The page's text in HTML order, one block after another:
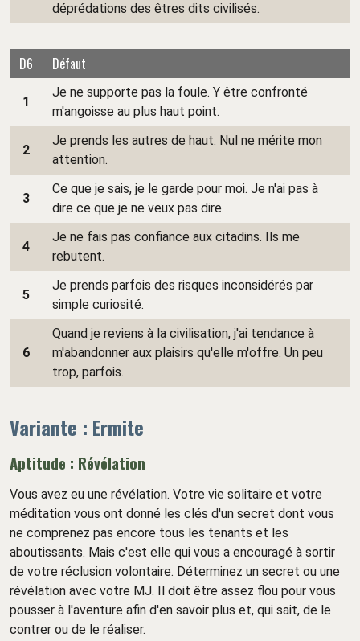
déprédations des êtres dits civilisés.
D6 Défaut
1
Je ne supporte pas la foule. Y être confronté
m'angoisse au plus haut point.
2
Je prends les autres de haut. Nul ne mérite mon
attention.
3
Ce que je sais, je le garde pour moi. Je n'ai pas à
dire ce que je ne veux pas dire.
4
Je ne fais pas confiance aux citadins. Ils me
rebutent.
5
Je prends parfois des risques inconsidérés par
simple curiosité.
6
Quand je reviens à la civilisation, j'ai tendance à
m'abandonner aux plaisirs qu'elle m'offre. Un peu
trop, parfois.
Variante : Ermite
Aptitude : Révélation
Vous avez eu une révélation. Votre vie solitaire et votre
méditation vous ont donné les clés d'un secret dont vous
ne comprenez pas encore tous les tenants et les
aboutissants. Mais c'est elle qui vous a encouragé à sortir
de votre réclusion volontaire. Déterminez un secret ou une
révélation avec votre MJ. Il doit être assez flou pour vous
pousser à l'aventure afin d'en savoir plus et, qui sait, de le
contrer ou de le réaliser.